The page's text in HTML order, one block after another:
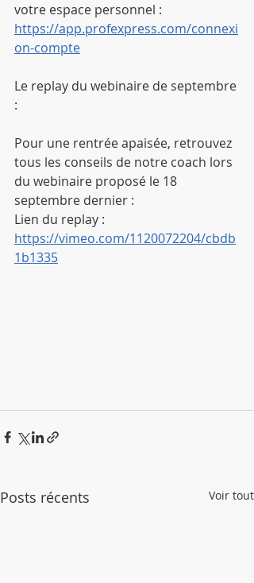
votre espace personnel :
https://app.profexpress.com/connexi
on-compte
Le replay du webinaire de septembre
:
Pour une rentrée apaisée, retrouvez
tous les conseils de notre coach lors
du webinaire proposé le 18
septembre dernier :
Lien du replay :
https://vimeo.com/1120072204/cbdb
1b1335
Posts récents Voir tout